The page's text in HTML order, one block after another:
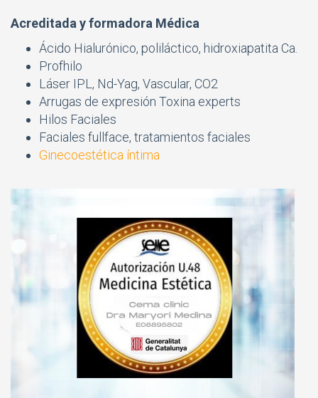
Acreditada y formadora Médica
Ácido Hialurónico, poliláctico, hidroxiapatita Ca.
Profhilo
Láser IPL, Nd-Yag, Vascular, CO2
Arrugas de expresión Toxina experts
Hilos Faciales
Faciales fullface, tratamientos faciales
Ginecoestética íntima